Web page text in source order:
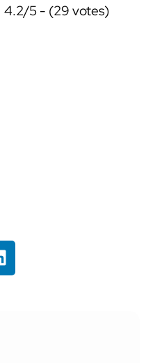
4.2/5 - (29 votes)